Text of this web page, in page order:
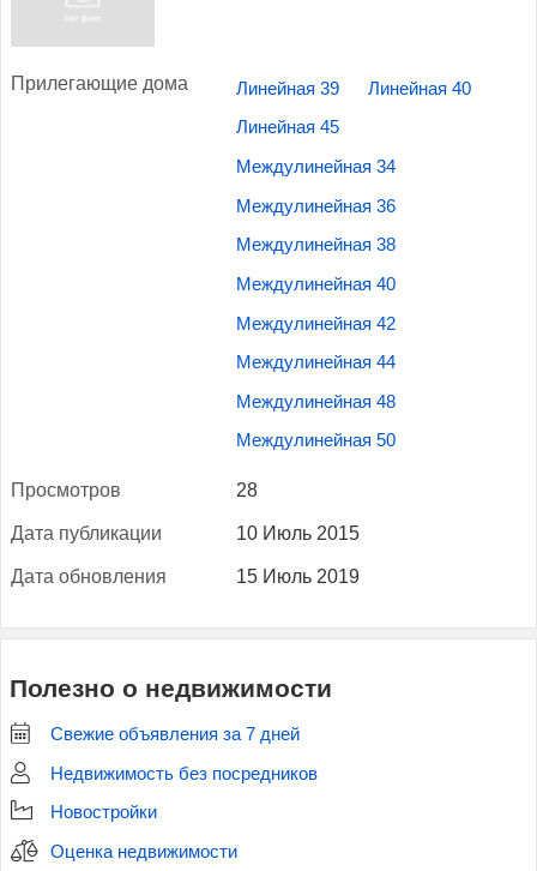
При­лега­ющие до­ма Линейная 39 Линейная 40
Линейная 45
Междулинейная 34
Междулинейная 36
Междулинейная 38
Междулинейная 40
Междулинейная 42
Междулинейная 44
Междулинейная 48
Междулинейная 50
Прос­мотров 28
Да­та пуб­ли­кации 10 Июль 2015
Да­та об­новле­ния 15 Июль 2019
Полезно о недвижимости
Свежие объявления за 7 дней
Недвижимость без посредников
Новостройки
Оценка недвижимости